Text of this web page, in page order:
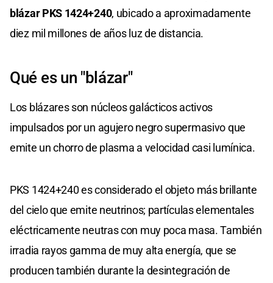
blázar PKS 1424+240, ubicado a aproximadamente
diez mil millones de años luz de distancia.
Qué es un "blázar"
Los blázares son núcleos galácticos activos
impulsados por un agujero negro supermasivo que
emite un chorro de plasma a velocidad casi lumínica.
PKS 1424+240 es considerado el objeto más brillante
del cielo que emite neutrinos; partículas elementales
eléctricamente neutras con muy poca masa. También
irradia rayos gamma de muy alta energía, que se
producen también durante la desintegración de